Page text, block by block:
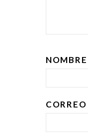
NOMBRE